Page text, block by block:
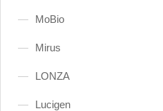
MoBio
Mirus
LONZA
Lucigen